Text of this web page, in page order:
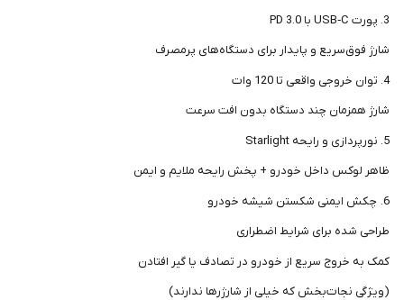
3. پورت USB‑C با PD 3.0
شارژ فوق‌سریع و پایدار برای دستگاه‌های پرمصرف
4. توان خروجی واقعی تا 120 وات
شارژ همزمان چند دستگاه بدون افت سرعت
5. نورپردازی و رایحه Starlight
ظاهر لوکس داخل خودرو + پخش رایحه ملایم و ایمن
6. چکش ایمنی شکستن شیشه خودرو
طراحی شده برای شرایط اضطراری
کمک به خروج سریع از خودرو در تصادف یا گیر افتادن
(ویژگی نجات‌بخش که خیلی از شارژرها ندارند)